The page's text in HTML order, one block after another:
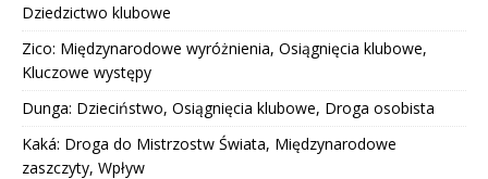
Dziedzictwo klubowe
Zico: Międzynarodowe wyróżnienia, Osiągnięcia klubowe,
Kluczowe występy
Dunga: Dzieciństwo, Osiągnięcia klubowe, Droga osobista
Kaká: Droga do Mistrzostw Świata, Międzynarodowe
zaszczyty, Wpływ